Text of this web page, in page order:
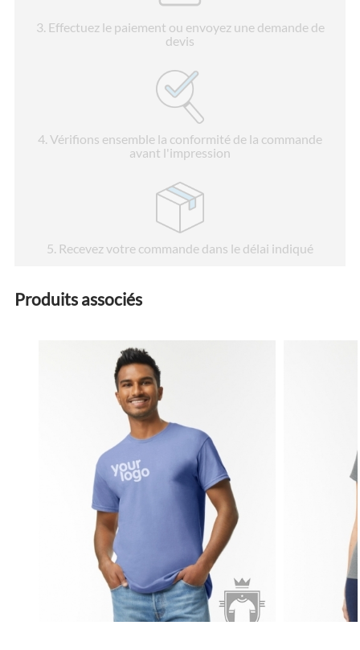
3. Effectuez le paiement ou envoyez une demande de
devis
4. Vérifions ensemble la conformité de la commande
avant l'impression
5. Recevez votre commande dans le délai indiqué
Produits associés